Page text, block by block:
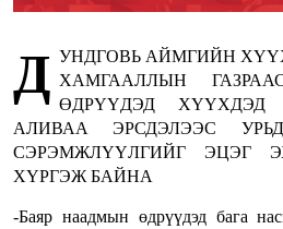
Д УНДГОВЬ АЙМГИЙН
ХАМГААЛЛЫН
ӨДРҮҮДЭД ХҮҮХДЭД
АЛИВАА ЭРСДЭЛЭЭС
СЭРЭМЖЛҮҮЛГИЙГ ЭЦЭГ
ХҮРГЭЖ БАЙНА
-Баяр наадмын өдрүүдэд бага